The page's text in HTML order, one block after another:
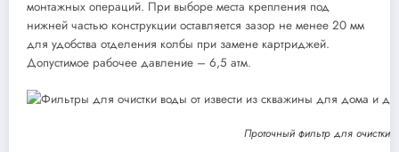
монтажных операций. При выборе места крепления под
нижней частью конструкции оставляется зазор не менее 20 мм
для удобства отделения колбы при замене картриджей.
Допустимое рабочее давление – 6,5 атм.
Проточный фильтр для очистки